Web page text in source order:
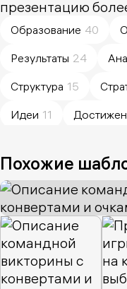
презентацию
Образование 40
Результаты 24
Структура 15
Идеи 11
Визуализация 10
Технологии 7
Культура 6
Инновации 6
Похожие